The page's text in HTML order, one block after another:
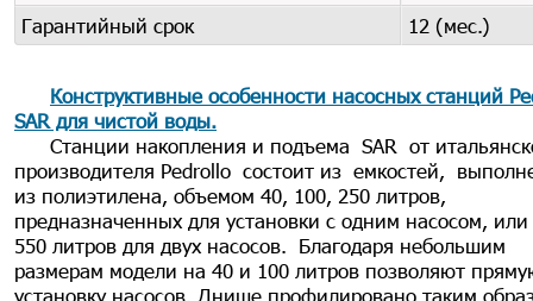
Гарантийный срок
12 (мес.)
Конструктивные особенности насосных станций
SAR для чистой воды.
Станции накопления и подъема SAR от
производителя Pedrollo состоит из емкостей,
из полиэтилена, объемом 40, 100, 250 литров,
предназначенных для установки с одним насосом,
550 литров для двух насосов. Благодаря небольшим
размерам модели на 40 и 100 литров позволяют
установку насосов. Днище профилировано таким